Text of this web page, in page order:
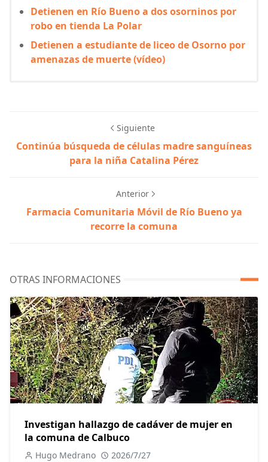
Detienen en Río Bueno a dos osorninos por
robo en tienda La Polar
Detienen a estudiante de liceo de Osorno por
amenazas de muerte (vídeo)
Siguiente
Continúa búsqueda de células madre sanguíneas
para la niña Catalina Pérez
Anterior
Farmacia Comunitaria Móvil de Río Bueno ya
recorre la comuna
OTRAS INFORMACIONES
Investigan hallazgo de cadáver de mujer en
la comuna de Calbuco
Hugo Medrano 2026/7/27